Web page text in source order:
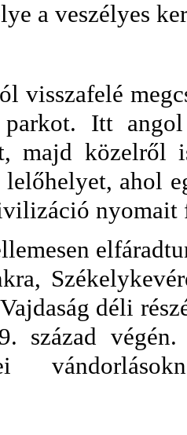
a veszélyes
visszafelé
parkot. Itt
majd közelről
lelőhelyet, ahol
nyomait
déli
század